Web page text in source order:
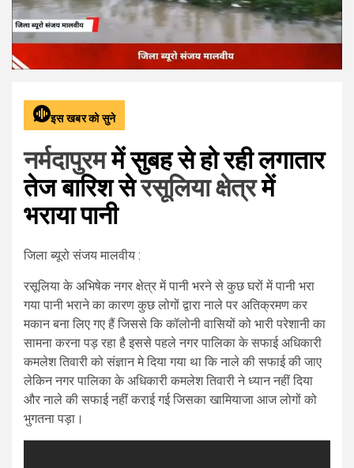
इस खबर को सुने
नर्मदापुरममें सुबह से हो रही लगातार
तेज बारिश सेरसूलिया क्षेत्रमें
भराया पानी
जिला ब्यूरो संजय मालवीय :
रसूलिया के अभिषेक नगर क्षेत्र में पानी भरने से कुछ घरों में पानी भरा
गया पानी भराने का कारण कुछ लोगों द्वारा नाले पर अतिक्रमण कर
मकान बना लिए गए हैं जिससे कि कॉलोनी वासियों को भारी परेशानी का
सामना करना पड़ रहा है इससे पहले नगर पालिका के सफाई अधिकारी
कमलेश तिवारी को संज्ञान मे दिया गया था कि नाले की सफाई की जाए
लेकिन नगर पालिका के अधिकारी कमलेश तिवारी ने ध्यान नहीं दिया
और नाले की सफाई नहीं कराई गई जिसका खामियाजा आज लोगों को
भुगतना पड़ा।